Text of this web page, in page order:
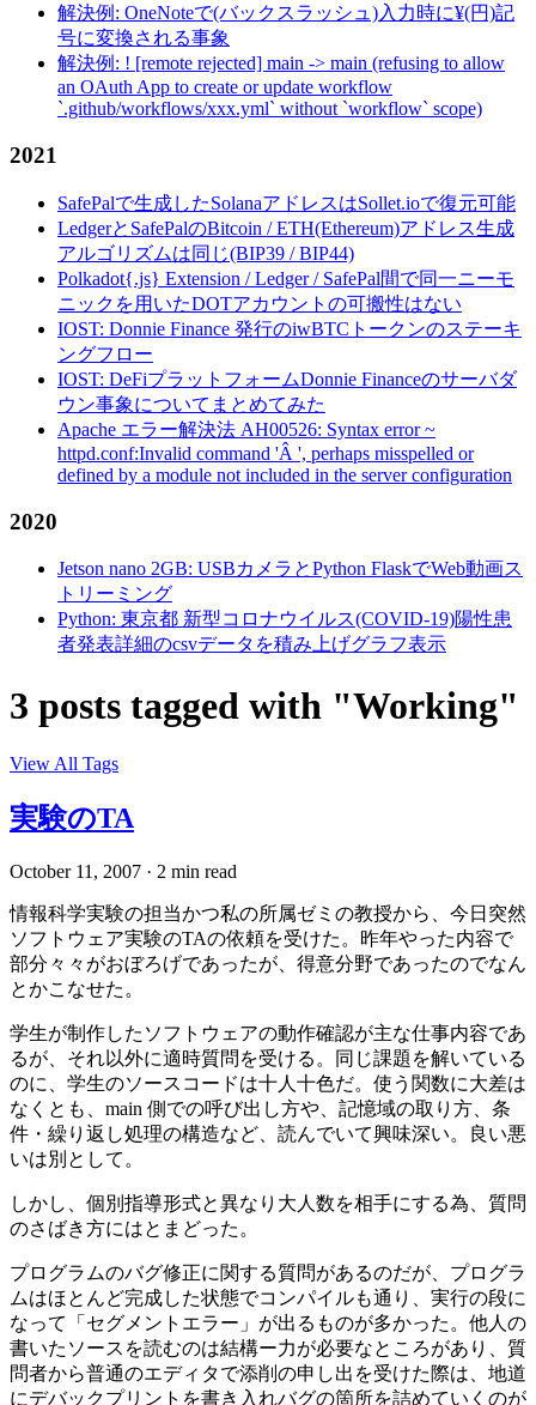
解決例: OneNoteで(バックスラッシュ)入力時に¥(円)記
号に変換される事象
解決例: ! [remote rejected] main -> main (refusing to allow
an OAuth App to create or update workflow
`.github/workflows/xxx.yml` without `workflow` scope)
2021
SafePalで生成したSolanaアドレスはSollet.ioで復元可能
LedgerとSafePalのBitcoin / ETH(Ethereum)アドレス生成
アルゴリズムは同じ(BIP39 / BIP44)
Polkadot{.js} Extension / Ledger / SafePal間で同一ニーモ
ニックを用いたDOTアカウントの可搬性はない
IOST: Donnie Finance 発行のiwBTCトークンのステーキ
ングフロー
IOST: DeFiプラットフォームDonnie Financeのサーバダ
ウン事象についてまとめてみた
Apache エラー解決法 AH00526: Syntax error ~
httpd.conf:Invalid command 'Â ', perhaps misspelled or
defined by a module not included in the server configuration
2020
Jetson nano 2GB: USBカメラとPython FlaskでWeb動画ス
トリーミング
Python: 東京都 新型コロナウイルス(COVID-19)陽性患
者発表詳細のcsvデータを積み上げグラフ表示
3 posts tagged with "Working"
View All Tags
実験のTA
October 11, 2007 · 2 min read
情報科学実験の担当かつ私の所属ゼミの教授から、今日突然
ソフトウェア実験のTAの依頼を受けた。昨年やった内容で
部分々々がおぼろげであったが、得意分野であったのでなん
とかこなせた。
学生が制作したソフトウェアの動作確認が主な仕事内容であ
るが、それ以外に適時質問を受ける。同じ課題を解いている
のに、学生のソースコードは十人十色だ。使う関数に大差は
なくとも、main 側での呼び出し方や、記憶域の取り方、条
件・繰り返し処理の構造など、読んでいて興味深い。良い悪
いは別として。
しかし、個別指導形式と異なり大人数を相手にする為、質問
のさばき方にはとまどった。
プログラムのバグ修正に関する質問があるのだが、プログラ
ムはほとんど完成した状態でコンパイルも通り、実行の段に
なって「セグメントエラー」が出るものが多かった。他人の
書いたソースを読むのは結構ー力が必要なところがあり、質
問者から普通のエディタで添削の申し出を受けた際は、地道
にデバックプリントを書き入れバグの箇所を詰めていくのが